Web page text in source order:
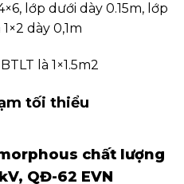
lớp dưới dày 0.15m, lớp
dày 0,1m
là 1×1.5m2
tối thiểu
chất lượng
QĐ-62 EVN